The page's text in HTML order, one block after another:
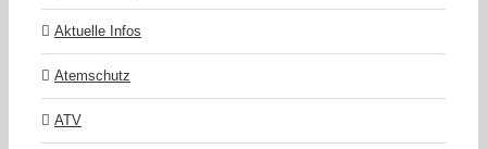
Aktuelle Infos
Atemschutz
ATV